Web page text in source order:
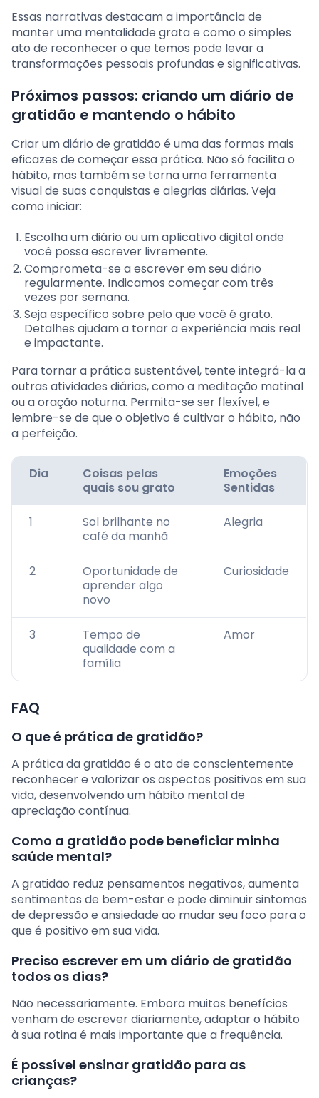
Essas narrativas destacam a importância de
manter uma mentalidade grata e como o simples
ato de reconhecer o que temos pode levar a
transformações pessoais profundas e significativas.
Próximos passos: criando um diário de
gratidão e mantendo o hábito
Criar um diário de gratidão é uma das formas mais
eficazes de começar essa prática. Não só facilita o
hábito, mas também se torna uma ferramenta
visual de suas conquistas e alegrias diárias. Veja
como iniciar:
Escolha um diário ou um aplicativo digital onde
você possa escrever livremente.
Comprometa-se a escrever em seu diário
regularmente. Indicamos começar com três
vezes por semana.
Seja específico sobre pelo que você é grato.
Detalhes ajudam a tornar a experiência mais real
e impactante.
Para tornar a prática sustentável, tente integrá-la a
outras atividades diárias, como a meditação matinal
ou a oração noturna. Permita-se ser flexível, e
lembre-se de que o objetivo é cultivar o hábito, não
a perfeição.
Dia
Coisas pelas
quais sou grato
Emoções
Sentidas
1
Sol brilhante no
café da manhã
Alegria
2
Oportunidade de
aprender algo
novo
Curiosidade
3
Tempo de
qualidade com a
família
Amor
FAQ
O que é prática de gratidão?
A prática da gratidão é o ato de conscientemente
reconhecer e valorizar os aspectos positivos em sua
vida, desenvolvendo um hábito mental de
apreciação contínua.
Como a gratidão pode beneficiar minha
saúde mental?
A gratidão reduz pensamentos negativos, aumenta
sentimentos de bem-estar e pode diminuir sintomas
de depressão e ansiedade ao mudar seu foco para o
que é positivo em sua vida.
Preciso escrever em um diário de gratidão
todos os dias?
Não necessariamente. Embora muitos benefícios
venham de escrever diariamente, adaptar o hábito
à sua rotina é mais importante que a frequência.
É possível ensinar gratidão para as
crianças?